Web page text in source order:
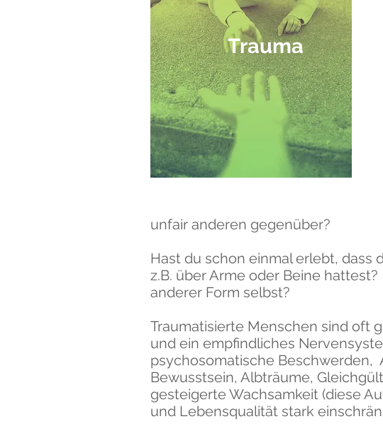
Trauma
unfair anderen gegenüber?
Hast du schon einmal erlebt, dass
z.B. über Arme oder Beine
anderer Form selbst?
Traumatisierte Menschen sind oft
und ein empfindliches
psychosomatische Beschwerden,
Bewusstsein, Albträume,
gesteigerte Wachsamkeit (diese
und Lebensqualität stark